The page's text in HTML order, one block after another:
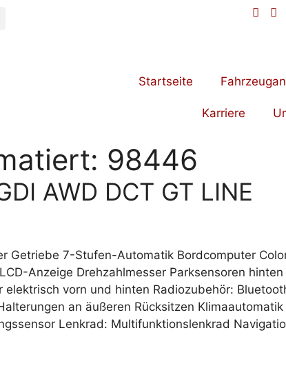
Startseite
Karriere
98446
AWD DCT GT LINE
Getriebe 7-Stufen-Automatik Bordcomputer
Anzeige Drehzahlmesser Parksensoren
vorn und hinten Radiozubehör:
an äußeren Rücksitzen
Lenkrad: Multifunktionslenkrad